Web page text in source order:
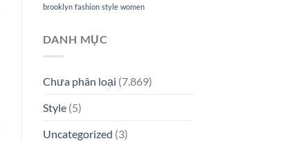
brooklyn fashion style women
DANH MỤC
Chưa phân loại (7.869)
Style(5)
Uncategorized (3)